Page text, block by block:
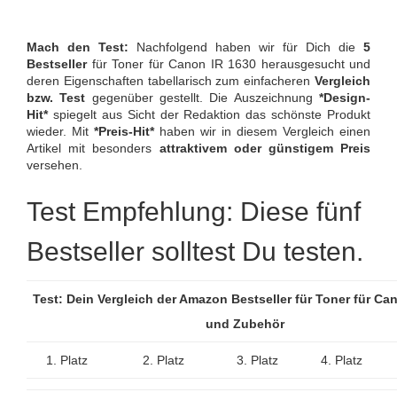
Mach den Test: Nachfolgend haben wir für Dich die 5
Bestsellerfür Toner für Canon IR 1630 herausgesucht und
deren Eigenschaften tabellarisch zum einfacheren Vergleich
bzw. Test gegenüber gestellt. Die Auszeichnung*Design-
Hit*spiegelt aus Sicht der Redaktion das schönste Produkt
wieder. Mit *Preis-Hit*haben wir in diesem Vergleich einen
Artikel mit besonders attraktivem oder günstigem Preis
versehen.
Test Empfehlung: Diese fünf
Bestseller solltest Du testen.
Test: Dein Vergleich der Amazon Bestseller für Toner für
und Zubehör
1. Platz 2. Platz 3. Platz 4. Platz